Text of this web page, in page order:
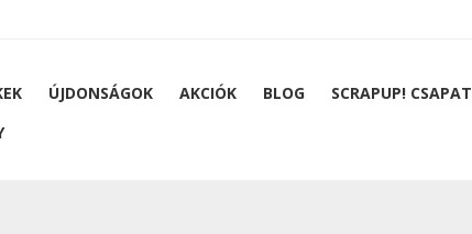
ÚJDONSÁGOK AKCIÓK BLOG
SCRAPUP! CSAPAT